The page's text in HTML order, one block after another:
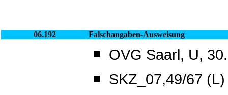
06.192 Falschangaben-Ausweisung
OVG Saarl, U,
SKZ_07,49/67